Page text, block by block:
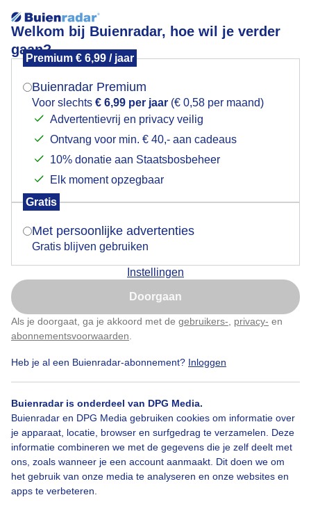
Welkom bij Buienradar, hoe wil je verder
gaan?
Premium € 6,99 / jaar
Buienradar Premium
Voor slechts € 6,99 per jaar (€ 0,58 per maand)
Advertentievrij en privacy veilig
Ontvang voor min. € 40,- aan cadeaus
10% donatie aan Staatsbosbeheer
Elk moment opzegbaar
Gratis
Met persoonlijke advertenties
Gratis blijven gebruiken
Instellingen
Doorgaan
Als je doorgaat, ga je akkoord met de gebruikers- privacy- en
abonnementsvoorwaarden
Heb je al een Buienradar-abonnement? Inloggen
Buienradar is onderdeel van DPG Media.
Buienradar en DPG Media gebruiken cookies om informatie over
je apparaat, locatie, browser en surfgedrag te verzamelen. Deze
informatie combineren we met de gegevens die je zelf deelt met
ons, zoals wanneer je een account aanmaakt. Dit doen we om
het gebruik van onze media te analyseren en onze websites en
apps te verbeteren.
Wolkenlucht met geregeld zon
Door: Jolanda Pelkmans Gemaakt: 13-06-2026, 56x bekeken
Bekijk slideshow
Mogen we je locatie gebruiken voor het
Indien je hier nog geen akkoord op hebt gegeven,
verschijnt er zo een pop-up uit je browser waarin
Is goed, toon de popup
Nu niet, misschien later
Klik hierom dit aan te passen